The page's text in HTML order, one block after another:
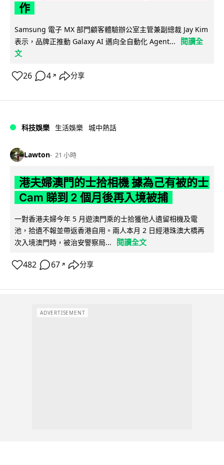
作
Samsung 電子 MX 部門顧客體驗辦公室主管兼副總裁 Jay Kim
表示，品牌正推動 Galaxy AI 邁向全自動化 Agent...
閱讀全
文
26 4 ↗ 分享
科技娛樂 生活娛樂 城中熱話
Lawton 21 小時
港夫婦澳門的士拾相機 據為己有被的士
Cam 睇到 2 個月後再入境被捕
一對香港夫婦今年 5 月遊澳門乘的士拾獲他人遺留相機及電
池，拾遺不報並帶返香港自用。兩人本月 2 日經港珠澳大橋再
次入境澳門時，被治安警察局...
閱讀全文
482 67 ↗ 分享
ADVERTISEMENT